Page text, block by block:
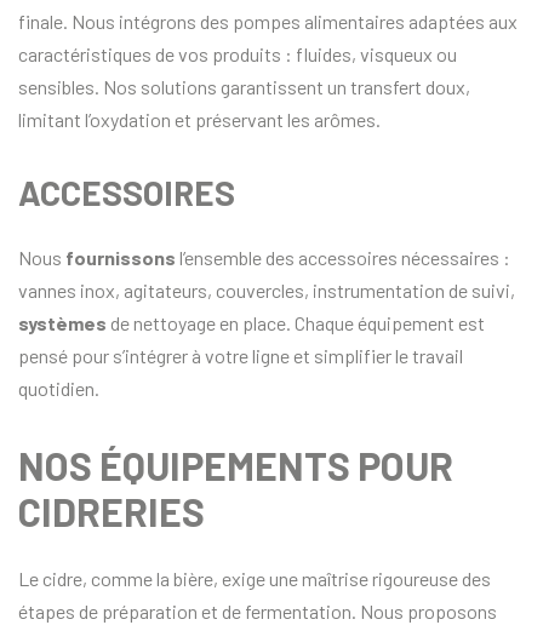
finale. Nous intégrons des pompes alimentaires adaptées aux
caractéristiques de vos produits : fluides, visqueux ou
sensibles. Nos solutions garantissent un transfert doux,
limitant l’oxydation et préservant les arômes.
ACCESSOIRES
Nous fournissons l’ensemble des accessoires nécessaires :
vannes inox, agitateurs, couvercles, instrumentation de suivi,
systèmes de nettoyage en place. Chaque équipement est
pensé pour s’intégrer à votre ligne et simplifier le travail
quotidien.
NOS ÉQUIPEMENTS POUR
CIDRERIES
Le cidre, comme la bière, exige une maîtrise rigoureuse des
étapes de préparation et de fermentation. Nous proposons